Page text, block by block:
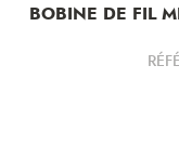
BOBINE DE FIL